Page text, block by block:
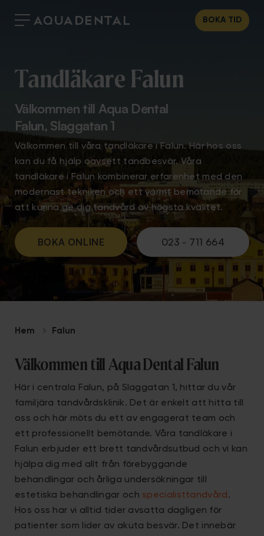
BOKA TID
Tandläkare Falun
Välkommen till Aqua Dental
Falun, Slaggatan 1
Välkommen till våra tandläkare i Falun. Här hos oss
kan du få hjälp oavsett tandbesvär. Våra
tandläkare i Falun kombinerar erfarenhet med den
modernast tekniken och ett varmt bemötande för
att kunna ge dig tandvård av högsta kvalitet.
BOKA ONLINE 023 - 711 664
Hem Falun
Välkommen till Aqua Dental Falun
Här i centrala Falun, på Slaggatan 1, hittar du vår
familjära tandvårdsklinik. Det är enkelt att hitta till
oss och här möts du ett av engagerat team och
ett professionellt bemötande. Våra tandläkare i
Falun erbjuder ett brett tandvårdsutbud och vi kan
hjälpa dig med allt från förebyggande
behandlingar och årliga undersökningar till
estetiska behandlingar och specialisttandvård .
Hos oss har vi alltid tider avsatta dagligen för
patienter som lider av akuta besvär. Det innebär